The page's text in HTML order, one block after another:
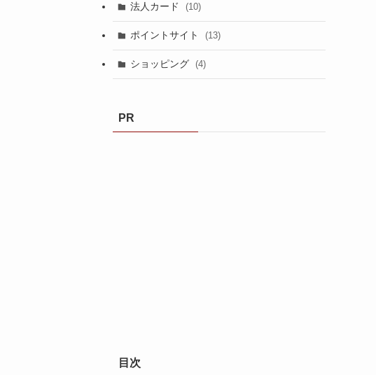
法人カード (10)
ポイントサイト (13)
ショッピング (4)
PR
目次